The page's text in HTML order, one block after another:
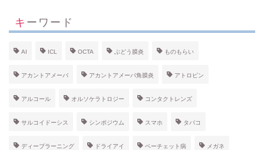
キーワード
AI ICL OCTA ぶどう膜炎 ものもらい
アカントアメーバ アカントアメーバ角膜炎 アトロピン
アルコール オルソケラトロジー コンタクトレンズ
サルコイドーシス シンポジウム スマホ タバコ
ディープラーニング ドライアイ ベーチェット病 メガネ